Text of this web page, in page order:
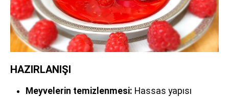
HAZIRLANIŞI
Meyvelerin temizlenmesi: Hassas yapısı